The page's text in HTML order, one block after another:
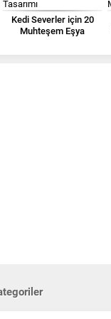
Kedi Severler için 20
Muhteşem Eşya